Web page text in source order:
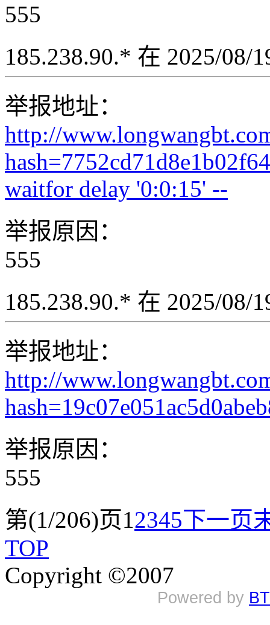
555
185.238.90.* 在 2025/08/
举报地址：
http://
waitfor delay '0:0:15' --
举报原因：
555
185.238.90.* 在 2025/08/
举报地址：
http://
举报原因：
555
第(1/206)页12345下一页
TOP
Copyright ©2007
Powered by